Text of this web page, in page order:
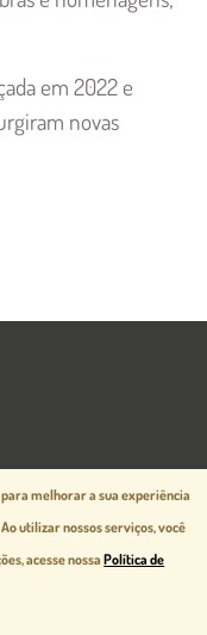
em 2022 e
novas
melhorar a sua experiência
Ao utilizar nossos serviços, você
acesse nossaPolítica de